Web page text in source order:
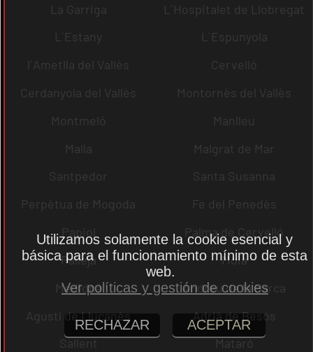
La Garriga
L´Hospitalet de Llobregat
L´Estany
L´Espunyola
l´Ametlla del Vallès
Cervelló
Cerdanyola del Vallès
Montornès del Vallès
Montmeló
Manlleu
Malla
Malgrat de Mar
Santpedor
Santa Susanna
Perpètua de Mogoda
Fe del Penedès
Papiol
Palma de Cervelló
Pallejà
Moià
Mediona
Andreu de la Barca
Agustí de Lluçanès
Adrià de Besòs
Sallent
Mataró
Utilizamos solamente la cookie esencial y
básica para el funcionamiento mínimo de esta
web.
Ver políticas y gestión de cookies
RECHAZAR ACEPTAR